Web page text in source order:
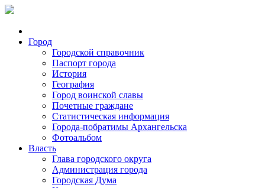
Город
Городской справочник
Паспорт города
История
География
Город воинской славы
Почетные граждане
Статистическая информация
Города-побратимы Архангельска
Фотоальбом
Власть
Глава городского округа
Администрация города
Городская Дума